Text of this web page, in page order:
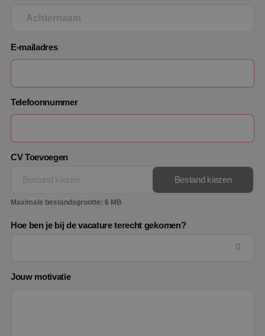
E-mailadres
Telefoonnummer
CV Toevoegen
Bestand kiezen
Bestand kiezen
Maximale bestandsgrootte: 6 MB
Hoe ben je bij de vacature terecht gekomen?
Jouw motivatie
kernfunctionaliteiten van de website mogelijk, zoals
strikt noodzakelijke cookies.
Naam
Aanbieder/Domein
www.binktechniek.nl